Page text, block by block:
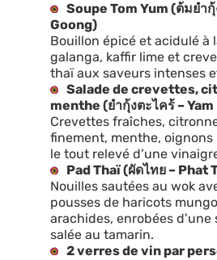
Soupe Tom Yum (ต้มยำกุ้
Goong)
Bouillon épicé et acidulé à
galanga, kaffir lime et
thaï aux saveurs intenses
Salade de crevettes,
menthe (ยำกุ้งตะไคร้ –
Crevettes fraîches,
finement, menthe,
le tout relevé d’une
Pad Thaï (ผัดไทย – Phat
Nouilles sautées au wok
pousses de haricots
arachides, enrobées
salée au tamarin.
2 verres de vin par